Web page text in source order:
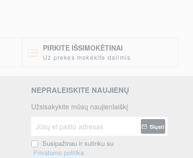
PIRKITE IŠSIMOKĖTINAI
Už prekes mokėkite dalimis
NEPRALEISKITE NAUJIENŲ
Užsisakykite mūsų naujienlaiškį
el.pašto
adresas
Siųsti
Susipažinau ir sutinku su
Privatumo politika